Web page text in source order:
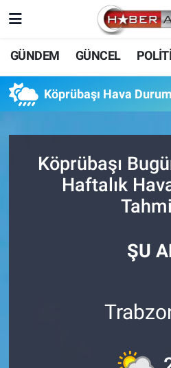
GÜNDEM GÜNCEL
Köprübaşı Hava
Köprübaşı
Haftalık
ŞU
Nöbetçi Eczaneler
Hava Durumu
Süper Lig Puan Durumu
Tüm Manşetler